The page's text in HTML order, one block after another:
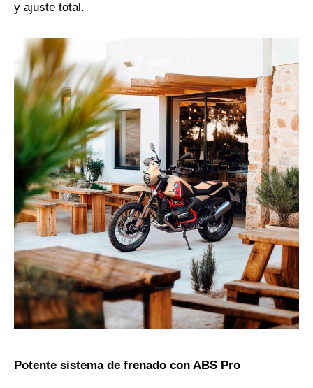
y ajuste total.
Potente sistema de frenado con ABS Pro